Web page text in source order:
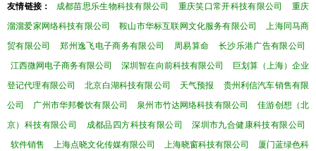
友情链接： 成都苗思乐生物科技有限公司 重庆笑口常开科技有限公司
重庆
溜溜爱家网络科技有限公司
鞍山市华标互联网文化服务有限公司
上海同马商
贸有限公司
郑州逸飞电子商务有限公司 周易算命
长沙乐港广告有限公司
江西微网电子商务有限公司
深圳智在向前科技有限公司
巨划算（上海）企业
登记代理有限公司
北京白湖科技有限公司 天气预报
贵州利信汽车销售有限
公司
广州市华邦餐饮有限公司 泉州市竹达网络科技有限公司
佳游创想（北
京）科技有限公司
成都品四方科技有限公司
深圳市九合健康科技有限公司
软件销售
上海点晓文化传媒有限公司 上海晓窗科技有限公司
厦门蓝绿色科